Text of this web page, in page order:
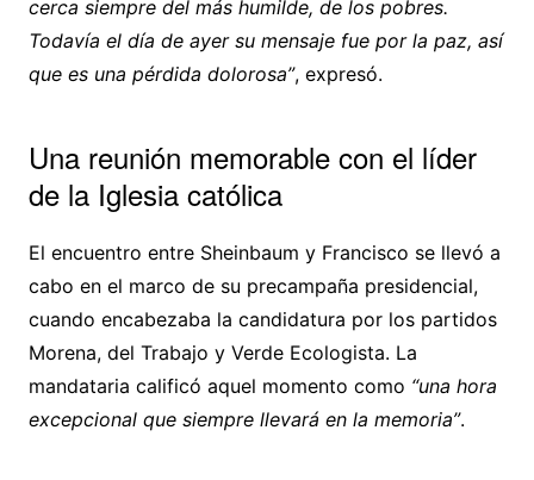
cerca siempre del más humilde, de los pobres.
Todavía el día de ayer su mensaje fue por la paz, así
que es una pérdida dolorosa”, expresó.
Una reunión memorable con el líder
de la Iglesia católica
El encuentro entre Sheinbaum y Francisco se llevó a
cabo en el marco de su precampaña presidencial,
cuando encabezaba la candidatura por los partidos
Morena, del Trabajo y Verde Ecologista. La
mandataria calificó aquel momento como “una hora
excepcional que siempre llevará en la memoria”.